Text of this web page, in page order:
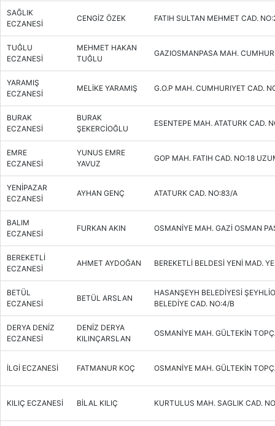
SAĞLIK
ECZANESİ
CENGİZ ÖZEK FATIH SULTAN MEHMET CAD.
TUĞLU
ECZANESİ
MEHMET HAKAN
TUĞLU
GAZIOSMANPASA MAH.
YARAMIŞ
ECZANESİ
MELİKE YARAMIŞ G.O.P MAH. CUMHURIYET CAD.
BURAK
ECZANESİ
BURAK
ŞEKERCİOĞLU
ESENTEPE MAH. ATATURK CAD.
EMRE
ECZANESİ
YUNUS EMRE
YAVUZ
GOP MAH. FATIH CAD. NO:18
YENİPAZAR
ECZANESİ
AYHAN GENÇ ATATURK CAD. NO:83/A
BALIM
ECZANESİ
FURKAN AKIN OSMANİYE MAH. GAZİ OSMAN
BEREKETLİ
ECZANESİ
AHMET AYDOĞAN BEREKETLİ BELDESİ YENİ MAD.
BETÜL
ECZANESİ
BETÜL ARSLAN
HASANŞEYH BELEDİYESİ
BELEDİYE CAD. NO:4/B
DERYA DENİZ
ECZANESİ
DENİZ DERYA
KILINÇARSLAN
OSMANİYE MAH. GÜLTEKİN
İLGİ ECZANESİ FATMANUR KOÇ OSMANİYE MAH. GÜLTEKİN
KILIÇ ECZANESİ BİLAL KILIÇ KURTULUS MAH. SAGLIK CAD.